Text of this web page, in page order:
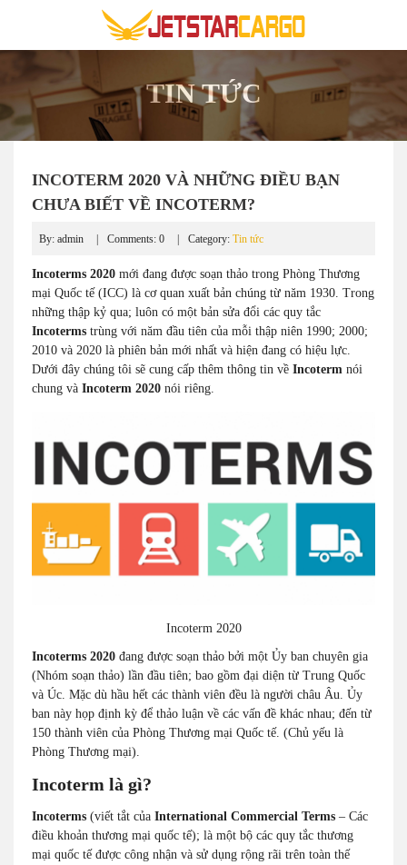
TIN TỨC
INCOTERM 2020 VÀ NHỮNG ĐIỀU BẠN
CHƯA BIẾT VỀ INCOTERM?
By: admin Comments: 0 Category: Tin tức
Incoterms 2020 mới đang được soạn thảo trong Phòng Thương
mại Quốc tế (ICC) là cơ quan xuất bản chúng từ năm 1930. Trong
những thập kỷ qua; luôn có một bản sửa đổi các quy tắc
Incoterms trùng với năm đầu tiên của mỗi thập niên 1990; 2000;
2010 và 2020 là phiên bản mới nhất và hiện đang có hiệu lực.
Dưới đây chúng tôi sẽ cung cấp thêm thông tin về Incoterm nói
chung và Incoterm 2020 nói riêng.
Incoterm 2020
Incoterms 2020 đang được soạn thảo bởi một Ủy ban chuyên gia
(Nhóm soạn thảo) lần đầu tiên; bao gồm đại diện từ Trung Quốc
và Úc. Mặc dù hầu hết các thành viên đều là người châu Âu. Ủy
ban này họp định kỳ để thảo luận về các vấn đề khác nhau; đến từ
150 thành viên của Phòng Thương mại Quốc tế. (Chủ yếu là
Phòng Thương mại).
Incoterm là gì?
Incoterms (viết tắt của International Commercial Terms – Các
điều khoản thương mại quốc tế); là một bộ các quy tắc thương
mại quốc tế được công nhận và sử dụng rộng rãi trên toàn thế